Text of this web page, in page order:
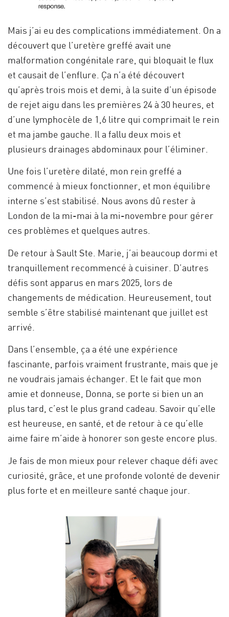
Mais j’ai eu des complications immédiatement. On a
découvert que l’uretère greffé avait une
malformation congénitale rare, qui bloquait le flux
et causait de l’enflure. Ça n’a été découvert
qu’après trois mois et demi, à la suite d’un épisode
de rejet aigu dans les premières 24 à 30 heures, et
d’une lymphocèle de 1,6 litre qui comprimait le rein
et ma jambe gauche. Il a fallu deux mois et
plusieurs drainages abdominaux pour l’éliminer.
Une fois l’uretère dilaté, mon rein greffé a
commencé à mieux fonctionner, et mon équilibre
interne s’est stabilisé. Nous avons dû rester à
London de la mi-mai à la mi-novembre pour gérer
ces problèmes et quelques autres.
De retour à Sault Ste. Marie, j’ai beaucoup dormi et
tranquillement recommencé à cuisiner. D’autres
défis sont apparus en mars 2025, lors de
changements de médication. Heureusement, tout
semble s’être stabilisé maintenant que juillet est
arrivé.
Dans l’ensemble, ça a été une expérience
fascinante, parfois vraiment frustrante, mais que je
ne voudrais jamais échanger. Et le fait que mon
amie et donneuse, Donna, se porte si bien un an
plus tard, c’est le plus grand cadeau. Savoir qu’elle
est heureuse, en santé, et de retour à ce qu’elle
aime faire m’aide à honorer son geste encore plus.
Je fais de mon mieux pour relever chaque défi avec
curiosité, grâce, et une profonde volonté de devenir
plus forte et en meilleure santé chaque jour.